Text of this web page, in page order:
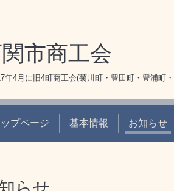
市商工会
年4月に旧4町商工会(菊川町・豊田町・豊浦町
ップページ 基本情報 お知らせ